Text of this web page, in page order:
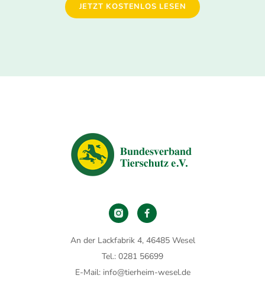
JETZT KOSTENLOS LESEN
An der Lackfabrik 4, 46485 Wesel
Tel.: 0281 56699
E-Mail: info@tierheim-wesel.de